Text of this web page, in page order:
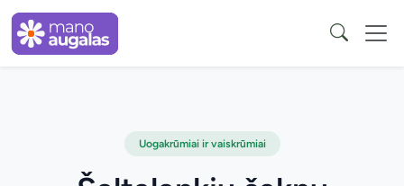
Uogakrūmiai ir vaiskrūmiai